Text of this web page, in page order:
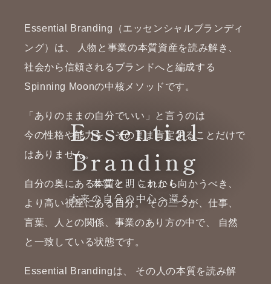
Essential
Branding
本質を明らかにし
本来の自分の中心へ還る。
Essential Branding（エッセンシャルブランディ
ング）は、
人物と事業の本質資産を読み解き、
社会から信頼されるブランドへと編成する
Spinning Moonの中核メソッドです。
「ありのままの自分でいい」と言うのは
今の性格や能力を、そのまま肯定することだけで
はありません。
自分の奥にある本質と、 これから向かうべき、
より高い視座にある自分。その二つが、仕事、
言葉、人との関係、事業のあり方の中で、
自然
と一致している状態です。
Essential Brandingは、
その人の本質を読み解